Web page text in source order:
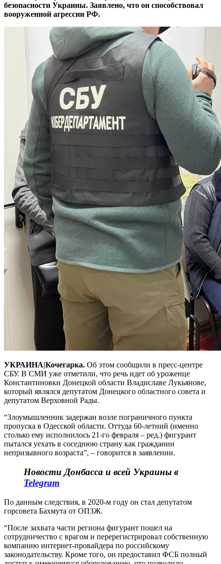
безопасности Украины. Заявлено, что он способствовал
вооруженной агрессии РФ.
УКРАИНА|Кочегарка. Об этом сообщили в пресс-центре
СБУ. В СМИ уже отметили, что речь идет об уроженце
Константиновки Донецкой области Владиславе Лукьянове,
который являлся депутатом Донецкого областного совета и
депутатом Верховной Рады.
“Злоумышленник задержан возле пограничного пункта
пропуска в Одесской области. Оттуда 60-летний (именно
столько ему исполнилось 21-го февраля – ред.) фигурант
пытался уехать в соседнюю страну как гражданин
непризывного возраста”, – говорится в заявлении.
Новости Донбасса и всей Украины в
Telegram
По данным следствия, в 2020-м году он стал депутатом
горсовета Бахмута от ОПЗЖ.
“После захвата части региона фигурант пошел на
сотрудничество с врагом и перерегистрировал собственную
компанию интернет-провайдера по российскому
законодательству. Кроме того, он предоставил ФСБ полный